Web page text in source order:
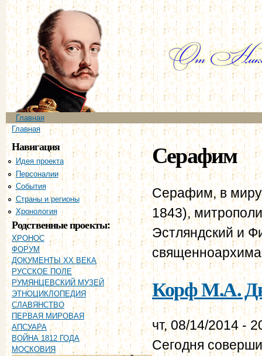
Главное меню
Главная
Вы здесь
Главная
Навигация
Идея проекта
Персоналии
События
Страны и регионы
Хронология
Родственные проекты:
ХРОНОС
ФОРУМ
ДОКУМЕНТЫ XX ВЕКА
РУССКОЕ ПОЛЕ
РУМЯНЦЕВСКИЙ МУЗЕЙ
ЭТНОЦИКЛОПЕДИЯ
СЛАВЯНСТВО
ПЕРВАЯ МИРОВАЯ
АПСУАРА
ВОЙНА 1812 ГОДА
МОСКОВИЯ
Серафим
Серафим, в миру
1843),
Эстляндский и
Корф М.А.
чт, 08/14/2014 -
Сегодня